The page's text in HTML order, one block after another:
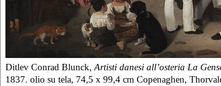
Ditlev Conrad Blunck, Artisti danesi all’osteria La
1837. olio su tela, 74,5 x 99,4 cm Copenaghen,